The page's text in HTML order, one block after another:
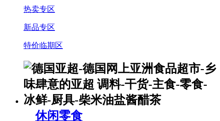
热卖专区
新品专区
特价临期区
休闲零食